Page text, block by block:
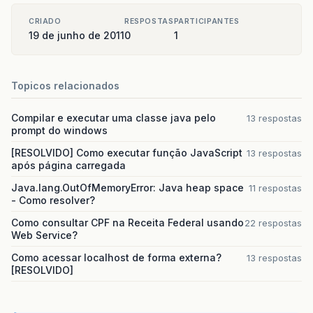
property name="dataSource"
&lt;property
&lt;prop
&lt;
prop
prop
&lt;/property&gt;
&lt;/bean
&lt;bean id="transactionManager"
&lt; property name="dataSource"
&lt;
&lt;bean
CRIADO
19 de junho de 2011
RESPOSTAS
0
PARTICIPANTES
1
Topicos relacionados
Compilar e executar uma classe java pelo
prompt do windows
13 respostas
[RESOLVIDO] Como executar função JavaScript
após página carregada
13 respostas
Java.lang.OutOfMemoryError: Java heap space
- Como resolver?
11 respostas
Como consultar CPF na Receita Federal usando
Web Service?
22 respostas
Como acessar localhost de forma externa?
[RESOLVIDO]
13 respostas